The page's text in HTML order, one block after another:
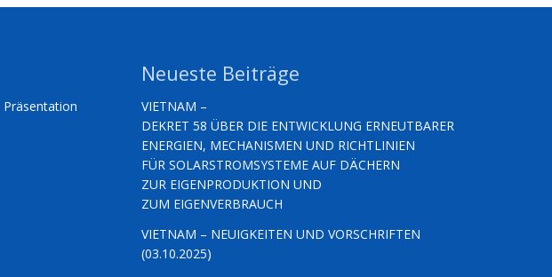
Präsentation
Neueste Beiträge
VIETNAM –
DEKRET 58 ÜBER DIE ENTWICKLUNG ERNEUTBARER
ENERGIEN, MECHANISMEN UND RICHTLINIEN
FÜR SOLARSTROMSYSTEME AUF DÄCHERN
ZUR EIGENPRODUKTION UND
ZUM EIGENVERBRAUCH
VIETNAM – NEUIGKEITEN UND VORSCHRIFTEN
(03.10.2025)